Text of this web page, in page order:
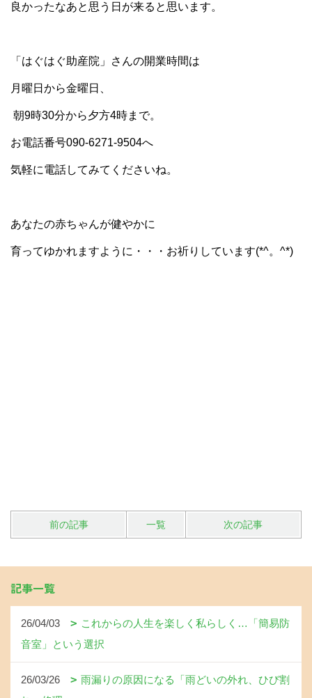
良かったなあと思う日が来ると思います。
「はぐはぐ助産院」さんの開業時間は
月曜日から金曜日、
朝9時30分から夕方4時まで。
お電話番号090-6271-9504へ
気軽に電話してみてくださいね。
あなたの赤ちゃんが健やかに
育ってゆかれますように・・・お祈りしています(*^。^*)
前の記事 一覧 次の記事
記事一覧
26/04/03
これからの人生を楽しく私らしく…「簡易防
音室」という選択
26/03/26
雨漏りの原因になる「雨どいの外れ、ひび割